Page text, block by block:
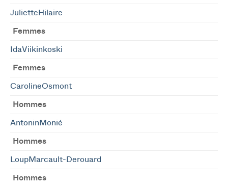
JulietteHilaire
Femmes
IdaViikinkoski
Femmes
CarolineOsmont
Hommes
AntoninMonié
Hommes
LoupMarcault-Derouard
Hommes